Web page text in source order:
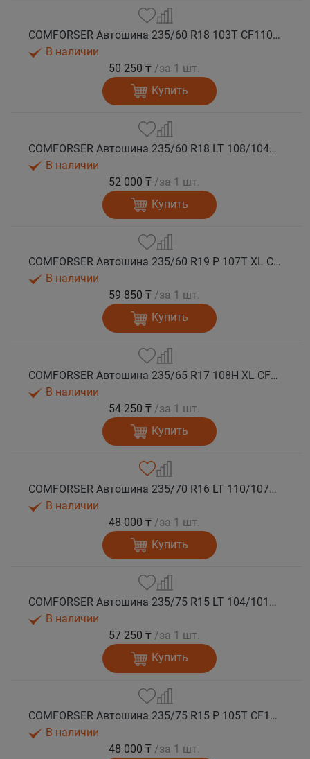
COMFORSER Автошина 235/60 R18 103T CF1100 RWL лето
В наличии
50 250 ₸ /за 1 шт.
Купить
COMFORSER Автошина 235/60 R18 LT 108/104S CF1100 8PR RWL лето
В наличии
52 000 ₸ /за 1 шт.
Купить
COMFORSER Автошина 235/60 R19 P 107T XL CF1100 RWL лето
В наличии
59 850 ₸ /за 1 шт.
Купить
COMFORSER Автошина 235/65 R17 108H XL CF1100 OWL лето
В наличии
54 250 ₸ /за 1 шт.
Купить
COMFORSER Автошина 235/70 R16 LT 110/107S CF1100 8PR RWL лето
В наличии
48 000 ₸ /за 1 шт.
Купить
COMFORSER Автошина 235/75 R15 LT 104/101R CF1100 6PR RWL лето
В наличии
57 250 ₸ /за 1 шт.
Купить
COMFORSER Автошина 235/75 R15 P 105T CF1100 RWL лето
В наличии
48 000 ₸ /за 1 шт.